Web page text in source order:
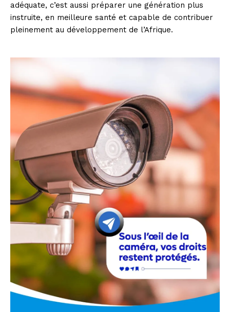
adéquate, c’est aussi préparer une génération plus
instruite, en meilleure santé et capable de contribuer
pleinement au développement de l’Afrique.